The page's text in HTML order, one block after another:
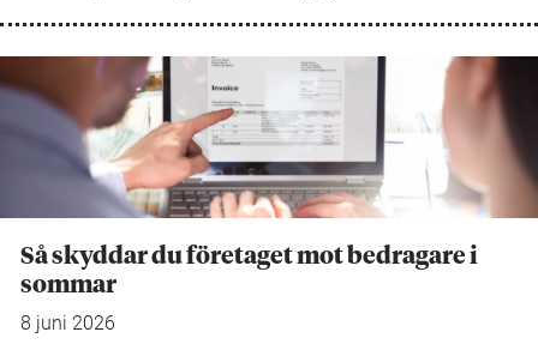
Så skyddar du företaget mot bedragare i
sommar
8 juni 2026